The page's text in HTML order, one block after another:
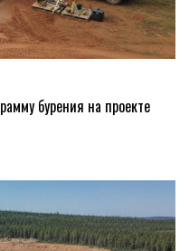
бурения на проекте